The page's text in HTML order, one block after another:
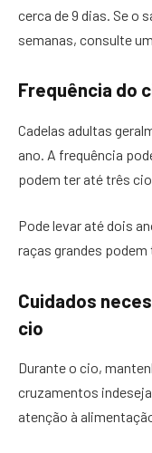
cerca de 9 dias. Se o
semanas, consulte
Frequência do
Cadelas adultas
ano. A frequência
podem ter até três
Pode levar até dois
raças grandes
Cuidados
cio
Durante o cio,
cruzamentos
atenção à